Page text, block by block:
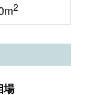
2
場